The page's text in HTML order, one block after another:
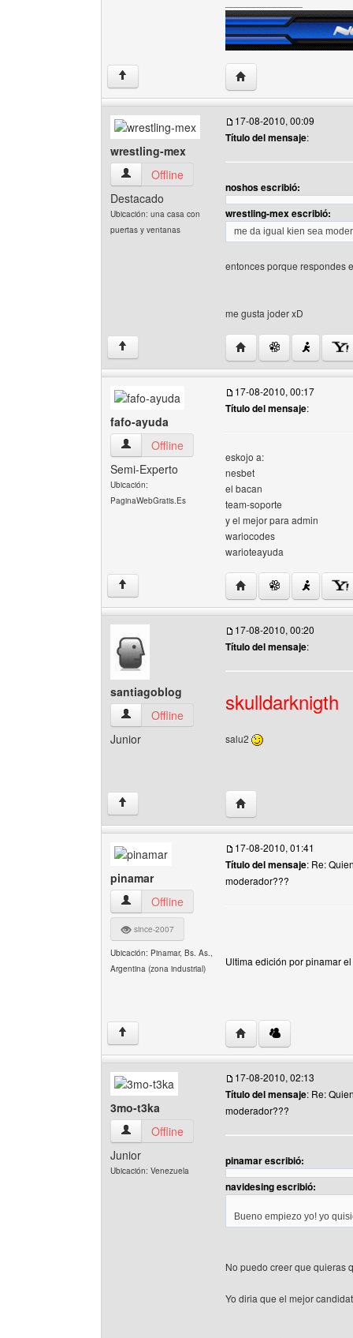
↑ Visitar sitio web del
wrestling-mex
wrestling-mex Ver perfil del usuario
Offline
Destacado
Ubicación: una casa con
puertas y ventanas
17-08-2010, 00:09
Título del mensaje:
noshos escribió:
wrestling-mex escribió:
me da igual kien sea
entonces porque respondes
me gusta joder xD
↑ Visitar sitio web del
fafo-ayuda
fafo-ayuda Ver perfil del usuario
Offline
Semi-Experto
Ubicación:
PaginaWebGratis.Es
17-08-2010, 00:17
Título del mensaje:
eskojo a:
nesbet
el bacan
team-soporte
y el mejor para admin
wariocodes
warioteayuda
↑ Visitar sitio web del
santiagoblog
santiagoblog Ver perfil del usuario
Offline
Junior
17-08-2010, 00:20
Título del mensaje:
skulldarknigth
salu2
↑ Visitar sitio web del
pinamar
pinamar Ver perfil del usuario
Offline
since-2007
Ubicación: Pinamar, Bs. As.,
Argentina (zona industrial)
17-08-2010, 01:41
Título del mensaje: Re:
moderador???
Ultima edición por pinamar
↑ Visitar sitio web del
3mo-t3ka
3mo-t3ka Ver perfil del usuario
Offline
Junior
Ubicación: Venezuela
17-08-2010, 02:13
Título del mensaje: Re:
moderador???
pinamar escribió:
navidesing escribió:
Bueno empiezo yo! yo
No puedo creer que quieras
Yo diria que el mejor